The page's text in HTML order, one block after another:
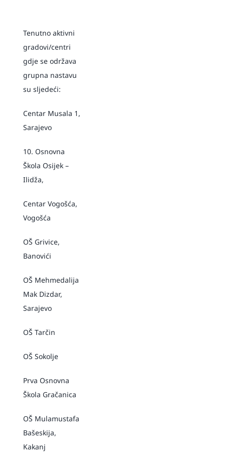
Tenutno aktivni
gradovi/centri
gdje se održava
grupna nastavu
su sljedeći:
Centar Musala 1,
Sarajevo
10. Osnovna
Škola Osijek –
Ilidža,
Centar Vogošća,
Vogošća
OŠ Grivice,
Banovići
OŠ Mehmedalija
Mak Dizdar,
Sarajevo
OŠ Tarčin
OŠ Sokolje
Prva Osnovna
Škola Gračanica
OŠ Mulamustafa
Bašeskija,
Kakanj